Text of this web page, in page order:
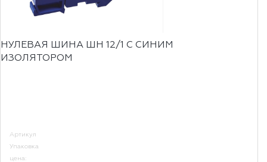
НУЛЕВАЯ ШИНА ШН 12/1 С СИНИМ
ИЗОЛЯТОРОМ
Артикул
Упаковка
цена: